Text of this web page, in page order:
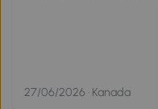
27/06/2026 · Kanada